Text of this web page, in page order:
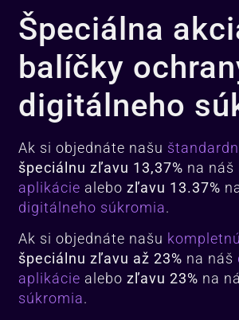
Špeciálna
balíčky
digitálneho
Ak si objednáte našu
špeciálnu zľavu 13,37% na náš
aplikácie alebo zľavu 13.37%
digitálneho súkromia.
Ak si objednáte našu
špeciálnu zľavu až 23% na náš
aplikácie alebo zľavu 23% na
súkromia.